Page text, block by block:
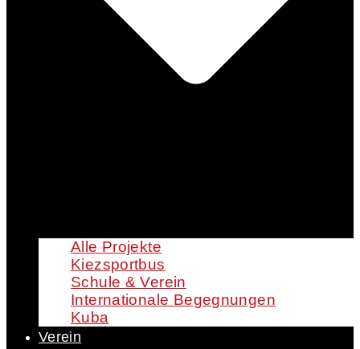
Alle Projekte
Kiezsportbus
Schule & Verein
Internationale Begegnungen
Kuba
Verein